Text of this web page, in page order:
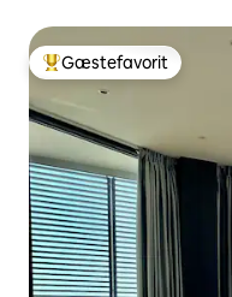
Bedste gæstefavorit
Gæstefavorit